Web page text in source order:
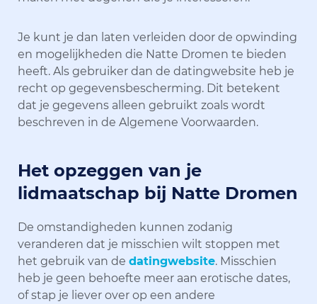
Je kunt je dan laten verleiden door de opwinding
en mogelijkheden die Natte Dromen te bieden
heeft. Als gebruiker dan de datingwebsite heb je
recht op gegevensbescherming. Dit betekent
dat je gegevens alleen gebruikt zoals wordt
beschreven in de Algemene Voorwaarden.
Het opzeggen van je
lidmaatschap bij Natte Dromen
De omstandigheden kunnen zodanig
veranderen dat je misschien wilt stoppen met
het gebruik van de datingwebsite. Misschien
heb je geen behoefte meer aan erotische dates,
of stap je liever over op een andere